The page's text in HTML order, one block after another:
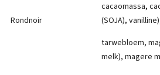
Rondnoir
cacaomassa,
(SOJA),
tarwebloem,
melk), magere